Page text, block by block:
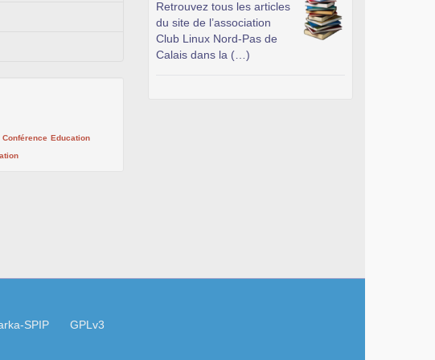
Conférence Education
Retrouvez tous les articles
du site de l’association
Club Linux Nord-Pas de
Calais dans la (…)
SPIP GPLv3